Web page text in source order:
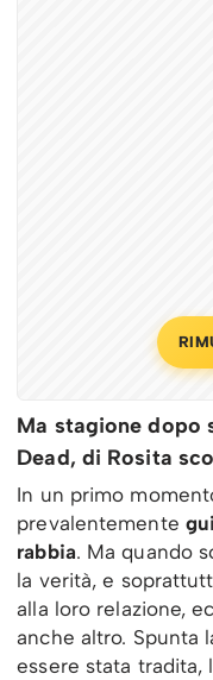
Ma stagione dopo
Dead, di Rosita
In un primo
prevalentemente
rabbia. Ma quando
la verità, e
alla loro relazione,
anche altro. Spunta
essere stata tradita,